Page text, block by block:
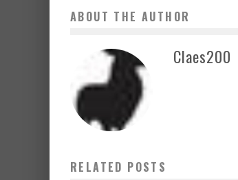
ABOUT THE AUTHOR
Claes200
RELATED POSTS